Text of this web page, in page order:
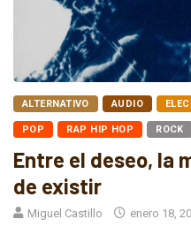
ALTERNATIVO AUDIO
POP RAP HIP HOP ROCK
Entre el deseo, la
de existir
Miguel Castillo enero 18,